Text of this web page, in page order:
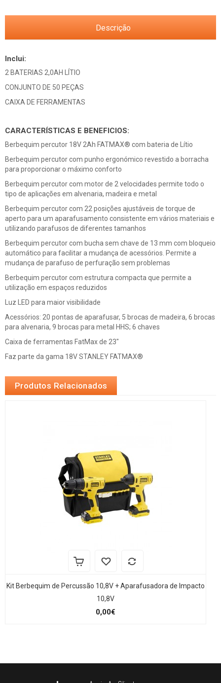
Descrição
Inclui:
2 BATERIAS 2,0AH LÍTIO
CONJUNTO DE 50 PEÇAS
CAIXA DE FERRAMENTAS
CARACTERÍSTICAS E BENEFICIOS:
Berbequim percutor 18V 2Ah FATMAX® com bateria de Lítio
Berbequim percutor com punho ergonómico revestido a borracha
para proporcionar o máximo conforto
Berbequim percutor com motor de 2 velocidades permite todo o
tipo de aplicações em alvenaria, madeira e metal
Berbequim percutor com 22 posições ajustáveis de torque de
aperto para um aparafusamento consistente em vários materiais e
utilizando parafusos de diferentes tamanhos
Berbequim percutor com bucha sem chave de 13 mm com bloqueio
automático para facilitar a mudança de acessórios. Permite a
mudança de parafuso de perfuração sem problemas
Berbequim percutor com estrutura compacta que permite a
utilização em espaços reduzidos
Luz LED para maior visibilidade
Acessórios: 20 pontas de aparafusar, 5 brocas de madeira, 6 brocas
para alvenaria, 9 brocas para metal HHS; 6 chaves
Caixa de ferramentas FatMax de 23"
Faz parte da gama 18V STANLEY FATMAX®
Produtos Relacionados
Kit Berbequim de Percussão 10,8V + Aparafusadora de Impacto
10,8V
0,00€